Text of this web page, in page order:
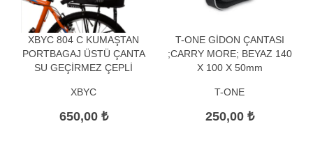
XBYC 804 C KUMAŞTAN
PORTBAGAJ ÜSTÜ ÇANTA
SU GEÇİRMEZ ÇEPLİ
XBYC
650,00 ₺
T-ONE GİDON ÇANTASI
;CARRY MORE; BEYAZ 140
X 100 X 50mm
T-ONE
250,00 ₺